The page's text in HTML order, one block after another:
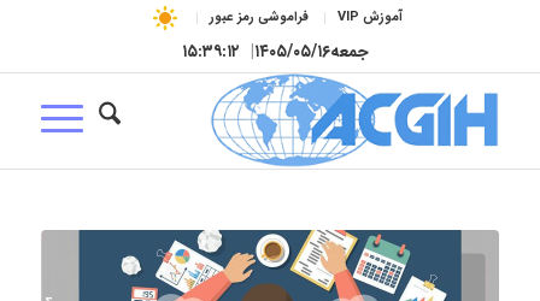
آموزش VIP فراموشی رمز عبور
جمعه۱۴۰۵/۰۵/۱۶| ۱۵:۳۹:۱۳